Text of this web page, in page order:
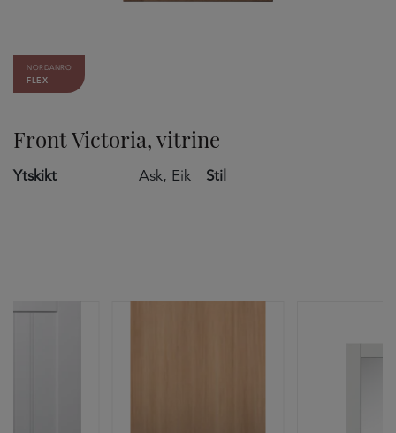
Front Victoria, vitrine
NORDANRO
FLEX
Ytskikt Ask, Eik Stil